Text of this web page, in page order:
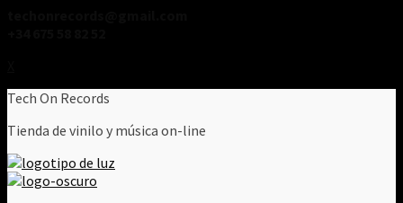
Tech On Records
Tienda de vinilo y música on-line